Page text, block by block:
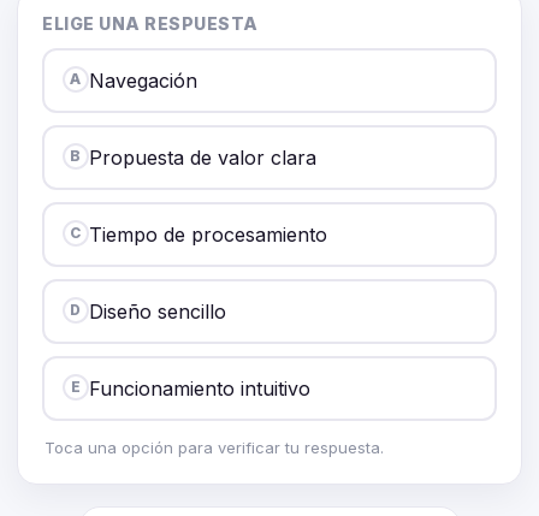
ELIGE UNA RESPUESTA
A Navegación
B Propuesta de valor clara
C Tiempo de procesamiento
D Diseño sencillo
E Funcionamiento intuitivo
Toca una opción para verificar tu respuesta.